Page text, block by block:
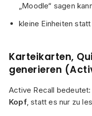
„Moodle“ sagen
kleine Einheiten
Karteikarten,
generieren
Active Recall bedeutet:
Kopf, statt es nur zu